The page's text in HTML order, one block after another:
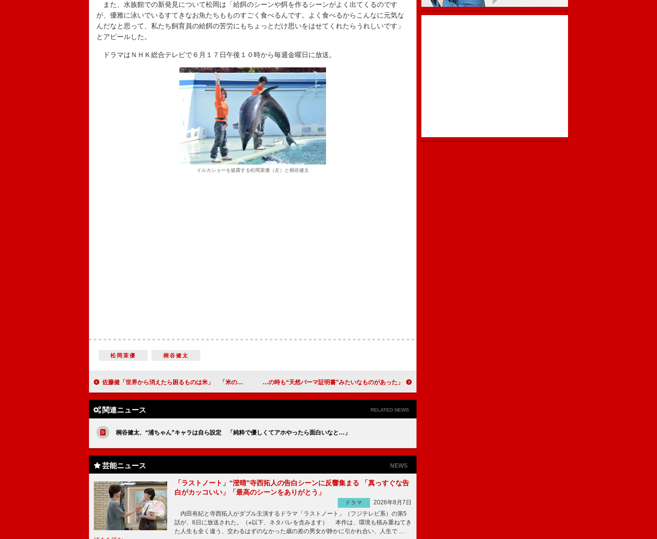
また、水族館での新発見について松岡は「給餌のシーンや餌を作るシーンがよく出てくるのです
が、優雅に泳いでいるすてきなお魚たちもものすごく食べるんです。よく食べるからこんなに元気な
んだなと思って、私たち飼育員の給餌の苦労にもちょっとだけ思いをはせてくれたらうれしいです」
とアピールした。
ドラマはＮＨＫ総合テレビで６月１７日午後１０時から毎週金曜日に放送。
イルカショーを披露する松岡茉優（左）と桐谷健太
松岡茉優 桐谷健太
佐藤健「世界から消えたら困るものは米」 「米の画像検索をして見ていた」 大泉洋「生まれた時からパーマをかけている」 「受験の時も“天然パーマ証明書”みたいなものがあった」
関連ニュース RELATED NEWS
桐谷健太、“浦ちゃん”キャラは自ら設定 「純粋で優しくてアホやったら面白いなと…」
芸能ニュース NEWS
「ラストノート」“澄晴”寺西拓人の告白シーンに反響集まる 「真っすぐな告
白がカッコいい」「最高のシーンをありがとう」
ドラマ
2026年8月7日
内田有紀と寺西拓人がダブル主演するドラマ「ラストノート」（フジテレビ系）の第5
話が、6日に放送された。（※以下、ネタバレを含みます） 本作は、環境も積み重ねてき
た人生も全く違う、交わるはずのなかった歳の差の男女が静かに引かれ合い、人生で …